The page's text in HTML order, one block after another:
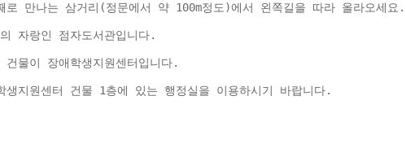
로 만나는 삼거리(정문에서 약 100m정도)에서 왼쪽길을 따라 올라오세요.
자랑인 점자도서관입니다.
물이 장애학생지원센터입니다.
지원센터 건물 1층에 있는 행정실을 이용하시기 바랍니다.